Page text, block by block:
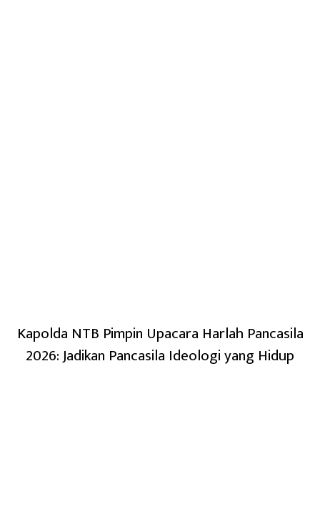
Kapolda NTB Pimpin Upacara Harlah Pancasila
2026: Jadikan Pancasila Ideologi yang Hidup